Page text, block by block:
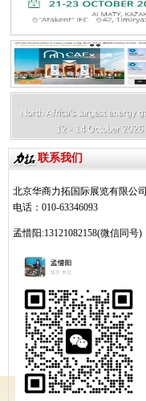
联系我们
北京华商力拓国际展览有限公司
电话：010-63346093
孟惜阳:13121082158(微信同号)